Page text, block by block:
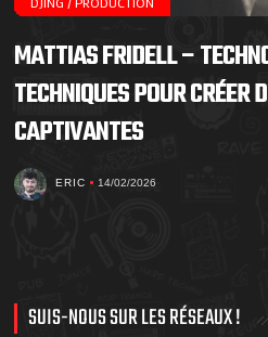
MATTIAS FRIDELL –
TECHNIQUES POUR CRÉER
CAPTIVANTES
ERIC 14/02/2026
SUIS-NOUS SUR LES RÉSEAUX !